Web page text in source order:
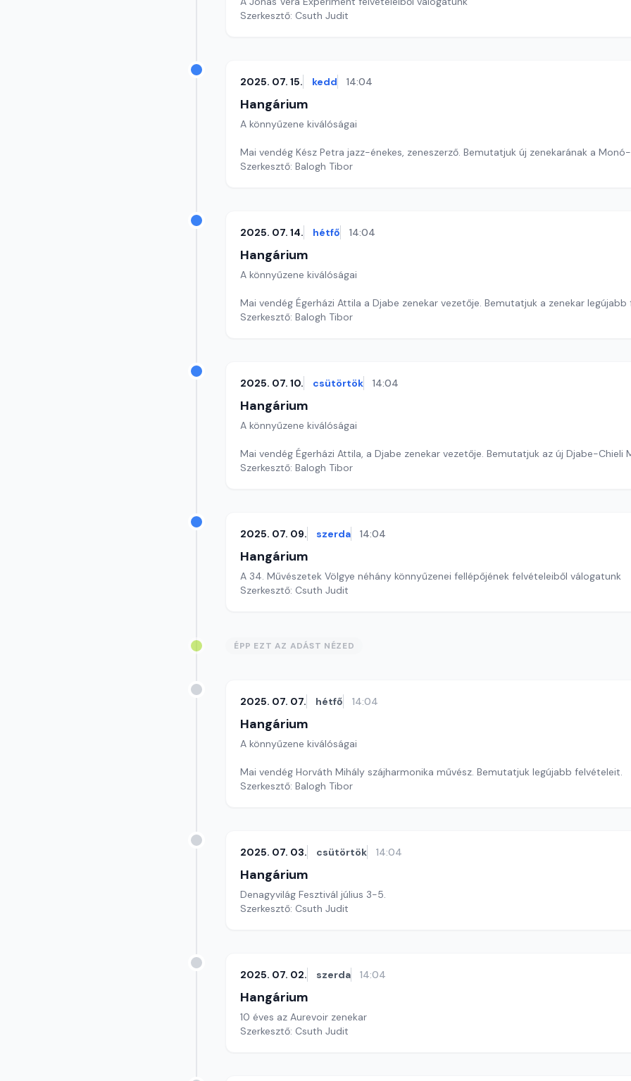
Szerkesztő: Csuth Judit
2025. 07. 15. kedd 14:04
Hangárium
A könnyűzene kiválóságai
Mai vendég Kész Petra jazz-énekes, zeneszerző. Bemutatjuk új zenekarának a
Szerkesztő: Balogh Tibor
2025. 07. 14. hétfő 14:04
Hangárium
A könnyűzene kiválóságai
Mai vendég Égerházi Attila a Djabe zenekar vezetője. Bemutatjuk a zenekar
Szerkesztő: Balogh Tibor
2025. 07. 10. csütörtök 14:04
Hangárium
A könnyűzene kiválóságai
Mai vendég Égerházi Attila, a Djabe zenekar vezetője. Bemutatjuk az új Djabe-Chieli
Szerkesztő: Balogh Tibor
2025. 07. 09. szerda 14:04
Hangárium
A 34. Művészetek Völgye néhány könnyűzenei fellépőjének felvételeiből válogatunk
Szerkesztő: Csuth Judit
ÉPP EZT AZ ADÁST NÉZED
2025. 07. 07. hétfő 14:04
Hangárium
A könnyűzene kiválóságai
Mai vendég Horváth Mihály szájharmonika művész. Bemutatjuk legújabb felvételeit.
Szerkesztő: Balogh Tibor
2025. 07. 03. csütörtök 14:04
Hangárium
Denagyvilág Fesztivál július 3-5.
Szerkesztő: Csuth Judit
2025. 07. 02. szerda 14:04
Hangárium
10 éves az Aurevoir zenekar
Szerkesztő: Csuth Judit